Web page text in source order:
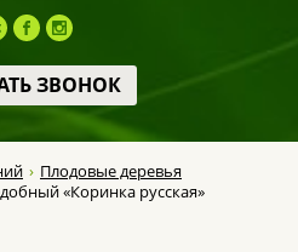
ЗВОНОК
Плодовые деревья
«Коринка русская»